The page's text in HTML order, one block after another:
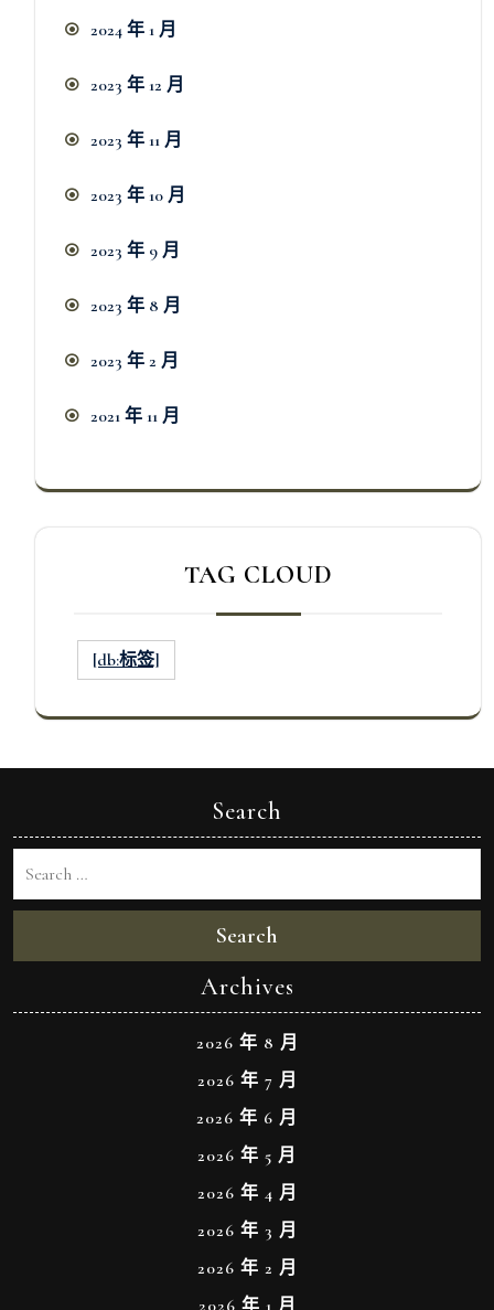
2024 年 1 月
2023 年 12 月
2023 年 11 月
2023 年 10 月
2023 年 9 月
2023 年 8 月
2023 年 2 月
2021 年 11 月
TAG CLOUD
[db:标签]
Search
Search
Archives
2026 年 8 月
2026 年 7 月
2026 年 6 月
2026 年 5 月
2026 年 4 月
2026 年 3 月
2026 年 2 月